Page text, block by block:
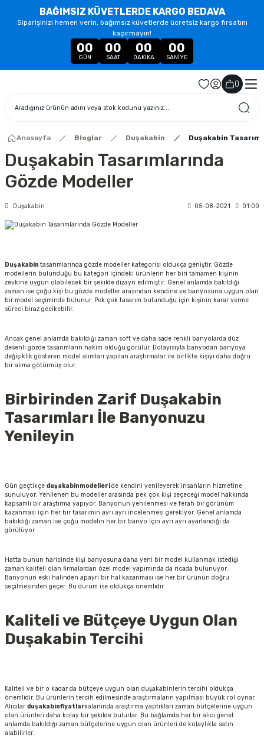
BAĞIMSIZ KÜVETLERDE KARGO BEDAVA
Siparişinizi hemen verin, bağımsız küvetlerde ücretsiz kargo fırsatını
kaçırmayın!
00
GÜN
00
SAAT
00
DAKIKA
00
SANIYE
()
Anasayfa Bloglar Duşakabin Duşakabin
Duşakabin Tasarımlarında
Gözde Modeller
Duşakabin 05-08-2021 01:00
Duşakabin tasarımlarında gözde modeller kategorisi oldukça geniştir. Gözde
modellerin bulunduğu bu kategori içindeki ürünlerin her biri tamamen kişinin
zevkine uygun olabilecek bir şekilde dizayn edilmiştir. Genel anlamda bakıldığı
zaman ise çoğu kişi bu gözde modeller arasından kendine ve banyosuna uygun olan
bir model seçiminde bulunur. Pek çok tasarım bulunduğu için kişinin karar verme
süreci biraz gecikebilir.
Ancak genel anlamda bakıldığı zaman soft ve daha sade renkli banyolarda düz
desenli gözde tasarımların hakim olduğu görülür. Dolayısıyla banyodan banyoya
değişiklik gösteren model alımları yapılan araştırmalar ile birlikte kişiyi daha doğru
bir alıma götürmüş olur.
Birbirinden Zarif Duşakabin
Tasarımları İle Banyonuzu
Yenileyin
Gün geçtikçe duşakabinmodelleride kendini yenileyerek insanların hizmetine
sunuluyor. Yenilenen bu modeller arasında pek çok kişi seçeceği model hakkında
kapsamlı bir araştırma yapıyor. Banyonun yenilenmesi ve ferah bir görünüm
kazanması için her bir tasarımın ayrı ayrı incelenmesi gerekiyor. Genel anlamda
bakıldığı zaman ise çoğu modelin her bir banyo için ayrı ayrı ayarlandığı da
görülüyor.
Hatta bunun haricinde kişi banyosuna daha yeni bir model kullanmak istediği
zaman kaliteli olan firmalardan özel model yapımında da ricada bulunuyor.
Banyonun eski halinden apayrı bir hal kazanması ise her bir ürünün doğru
seçilmesinden geçer. Bu durum ise oldukça önemlidir.
Kaliteli ve Bütçeye Uygun Olan
Duşakabin Tercihi
Kaliteli ve bir o kadar da bütçeye uygun olan duşakabinlerin tercihi oldukça
önemlidir. Bu ürünlerin tercih edilmesinde araştırmaların yapılması büyük rol oynar.
Alıcılar duşakabinfiyatlarıalanında araştırma yaptıkları zaman bütçelerine uygun
olan ürünleri daha kolay bir şekilde bulurlar. Bu bağlamda her bir alıcı genel
anlamda bakıldığı zaman bütçelerine uygun olan ürünleri de kolaylıkla satın
alabilirler.